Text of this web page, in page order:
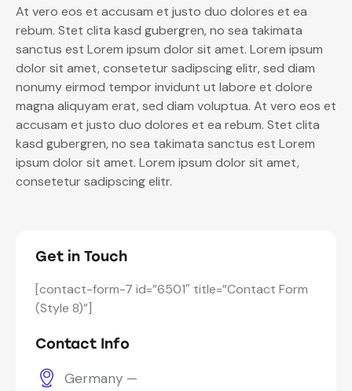
At vero eos et accusam et justo duo dolores et ea
rebum. Stet clita kasd gubergren, no sea takimata
sanctus est Lorem ipsum dolor sit amet. Lorem ipsum
dolor sit amet, consetetur sadipscing elitr, sed diam
nonumy eirmod tempor invidunt ut labore et dolore
magna aliquyam erat, sed diam voluptua. At vero eos et
accusam et justo duo dolores et ea rebum. Stet clita
kasd gubergren, no sea takimata sanctus est Lorem
ipsum dolor sit amet. Lorem ipsum dolor sit amet,
consetetur sadipscing elitr.
Get in Touch
[contact-form-7 id=”6501″ title=”Contact Form
(Style 8)”]
Contact Info
Germany —